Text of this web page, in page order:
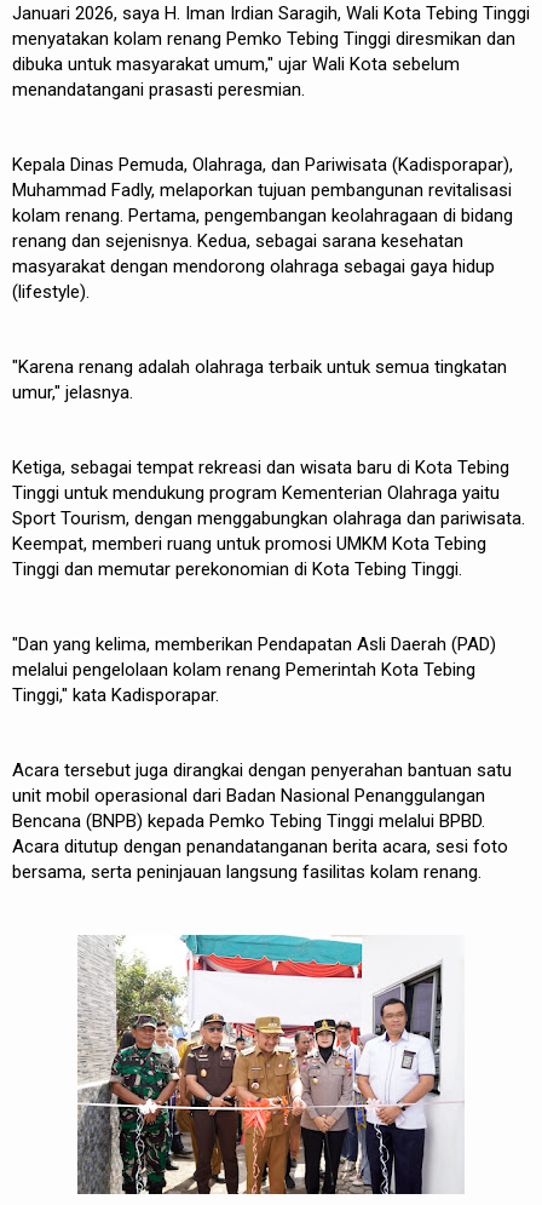
Januari 2026, saya H. Iman Irdian Saragih, Wali Kota Tebing Tinggi
menyatakan kolam renang Pemko Tebing Tinggi diresmikan dan
dibuka untuk masyarakat umum," ujar Wali Kota sebelum
menandatangani prasasti peresmian.
Kepala Dinas Pemuda, Olahraga, dan Pariwisata (Kadisporapar),
Muhammad Fadly, melaporkan tujuan pembangunan revitalisasi
kolam renang. Pertama, pengembangan keolahragaan di bidang
renang dan sejenisnya. Kedua, sebagai sarana kesehatan
masyarakat dengan mendorong olahraga sebagai gaya hidup
(lifestyle).
"Karena renang adalah olahraga terbaik untuk semua tingkatan
umur," jelasnya.
Ketiga, sebagai tempat rekreasi dan wisata baru di Kota Tebing
Tinggi untuk mendukung program Kementerian Olahraga yaitu
Sport Tourism, dengan menggabungkan olahraga dan pariwisata.
Keempat, memberi ruang untuk promosi UMKM Kota Tebing
Tinggi dan memutar perekonomian di Kota Tebing Tinggi.
"Dan yang kelima, memberikan Pendapatan Asli Daerah (PAD)
melalui pengelolaan kolam renang Pemerintah Kota Tebing
Tinggi," kata Kadisporapar.
Acara tersebut juga dirangkai dengan penyerahan bantuan satu
unit mobil operasional dari Badan Nasional Penanggulangan
Bencana (BNPB) kepada Pemko Tebing Tinggi melalui BPBD.
Acara ditutup dengan penandatanganan berita acara, sesi foto
bersama, serta peninjauan langsung fasilitas kolam renang.